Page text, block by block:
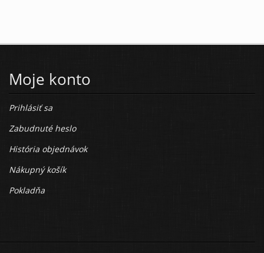
Moje konto
Prihlásiť sa
Zabudnuté heslo
História objednávok
Nákupný košík
Pokladňa